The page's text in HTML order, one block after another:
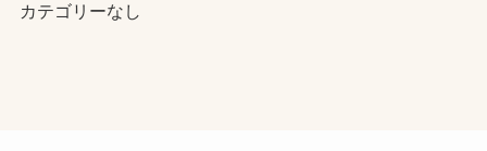
カテゴリーなし